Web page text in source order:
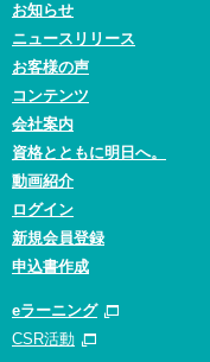
お知らせ
ニュースリリース
お客様の声
コンテンツ
会社案内
資格とともに明日へ。
動画紹介
ログイン
新規会員登録
申込書作成
eラーニング
CSR活動